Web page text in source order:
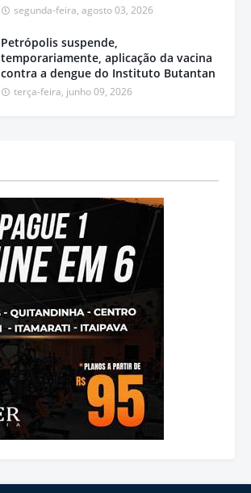
segunda-feira, agosto 03, 2026
Petrópolis suspende,
temporariamente, aplicação da vacina
contra a dengue do Instituto Butantan
terça-feira, junho 09, 2026